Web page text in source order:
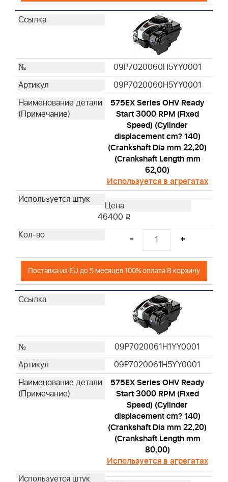
09P7020060H5YY0001
09P7020060H5YY0001
575EX Series OHV Ready
Start 3000 RPM (Fixed
Speed) (Cylinder
displacement cm? 140)
(Crankshaft Dia mm 22,20)
(Crankshaft Length mm
62,00)
Используется в агрегатах
46400 i
- +
Поставка из EU до 5 месяцев 100% оплата В корзину
09P7020061H1YY0001
09P7020061H5YY0001
575EX Series OHV Ready
Start 3000 RPM (Fixed
Speed) (Cylinder
displacement cm? 140)
(Crankshaft Dia mm 22,20)
(Crankshaft Length mm
80,00)
Используется в агрегатах